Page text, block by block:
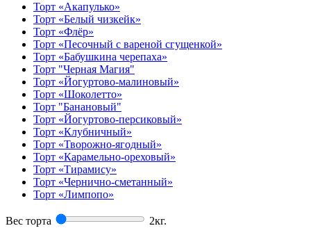
Торт «Акапулько»
Торт «Белый чизкейк»
Торт «Флёр»
Торт «Песочный с вареной сгущенкой»
Торт «Бабушкина черепаха»
Торт "Черная Магия"
Торт «Йогуртово-малиновый»
Торт «Шоколетто»
Торт "Банановый"
Торт «Йогуртово-персиковый»
Торт «Клубничный»
Торт «Творожно-ягодный»
Торт «Карамельно-ореховый»
Торт «Тирамису»
Торт «Чернично-сметанный»
Торт «Лимпопо»
Вес торта 2кг.